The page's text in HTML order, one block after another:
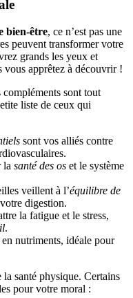
bien-être, ce n’est pas une
peuvent transformer votre
grands les yeux et
vous apprêtez à découvrir !
compléments sont tout
liste de ceux qui
sont vos alliés contre
la santé des os et le système
veillent à l’équilibre de
digestion.
la fatigue et le stress,
.
nutriments, idéale pour
la santé physique. Certains
pour votre moral :